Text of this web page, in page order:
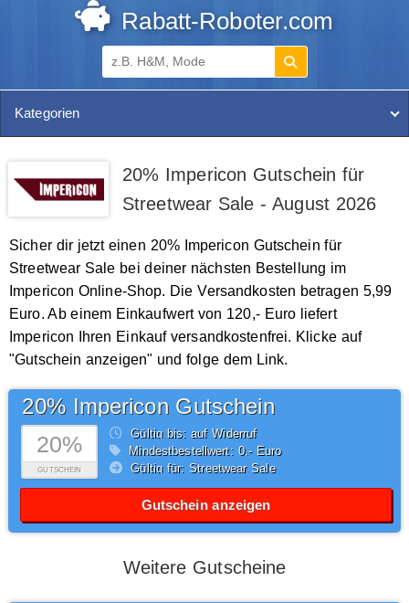
Rabatt-Roboter.com
Kategorien
20% Impericon Gutschein für
Streetwear Sale - August 2026
Sicher dir jetzt einen 20% Impericon Gutschein für
Streetwear Sale bei deiner nächsten Bestellung im
Impericon Online-Shop. Die Versandkosten betragen 5,99
Euro. Ab einem Einkaufwert von 120,- Euro liefert
Impericon Ihren Einkauf versandkostenfrei. Klicke auf
"Gutschein anzeigen" und folge dem Link.
20%
GUTSCHEIN
20% Impericon Gutschein
Gültig bis: auf Widerruf
Mindestbestellwert: 0,- Euro
Gültig für: Streetwear Sale
Gutschein anzeigen
Weitere Gutscheine